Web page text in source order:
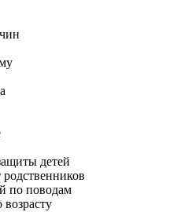
детей
по поводам